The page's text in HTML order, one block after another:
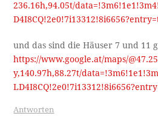
236.16h,94.05t/
und das sind die Häuser 7 und 11
https://www.google.at/maps/
y,140.97h,88.27t/
Antworten